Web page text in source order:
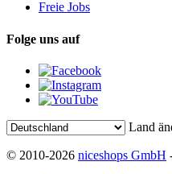
Freie Jobs
Folge uns auf
Land
© 2010-2026 niceshops GmbH